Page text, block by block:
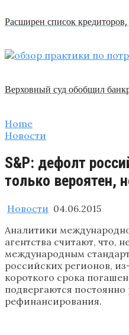
Расширен список
Верховный суд обобщил
Home
Новости
S&P: дефолт
только вероятен,
Новости 04.06.2015
Аналитики
агентства считают, что,
международным
российских регионов,
короткого срока
подвергаются
рефинансирования.